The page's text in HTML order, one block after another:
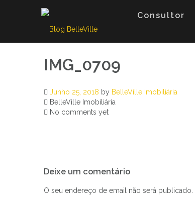
Consultor
IMG_0709
Junho 25, 2018 by BelleVille Imobiliária
BelleVille Imobiliária
No comments yet
de
artigos
Deixe um comentário
O seu endereço de email não será publicado.